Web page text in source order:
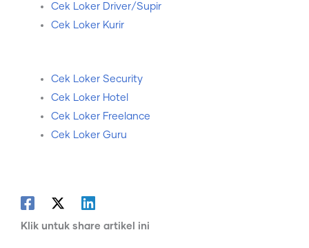
Cek Loker Driver/Supir
Cek Loker Kurir
Cek Loker Security
Cek Loker Hotel
Cek Loker Freelance
Cek Loker Guru
Klik untuk share artikel ini